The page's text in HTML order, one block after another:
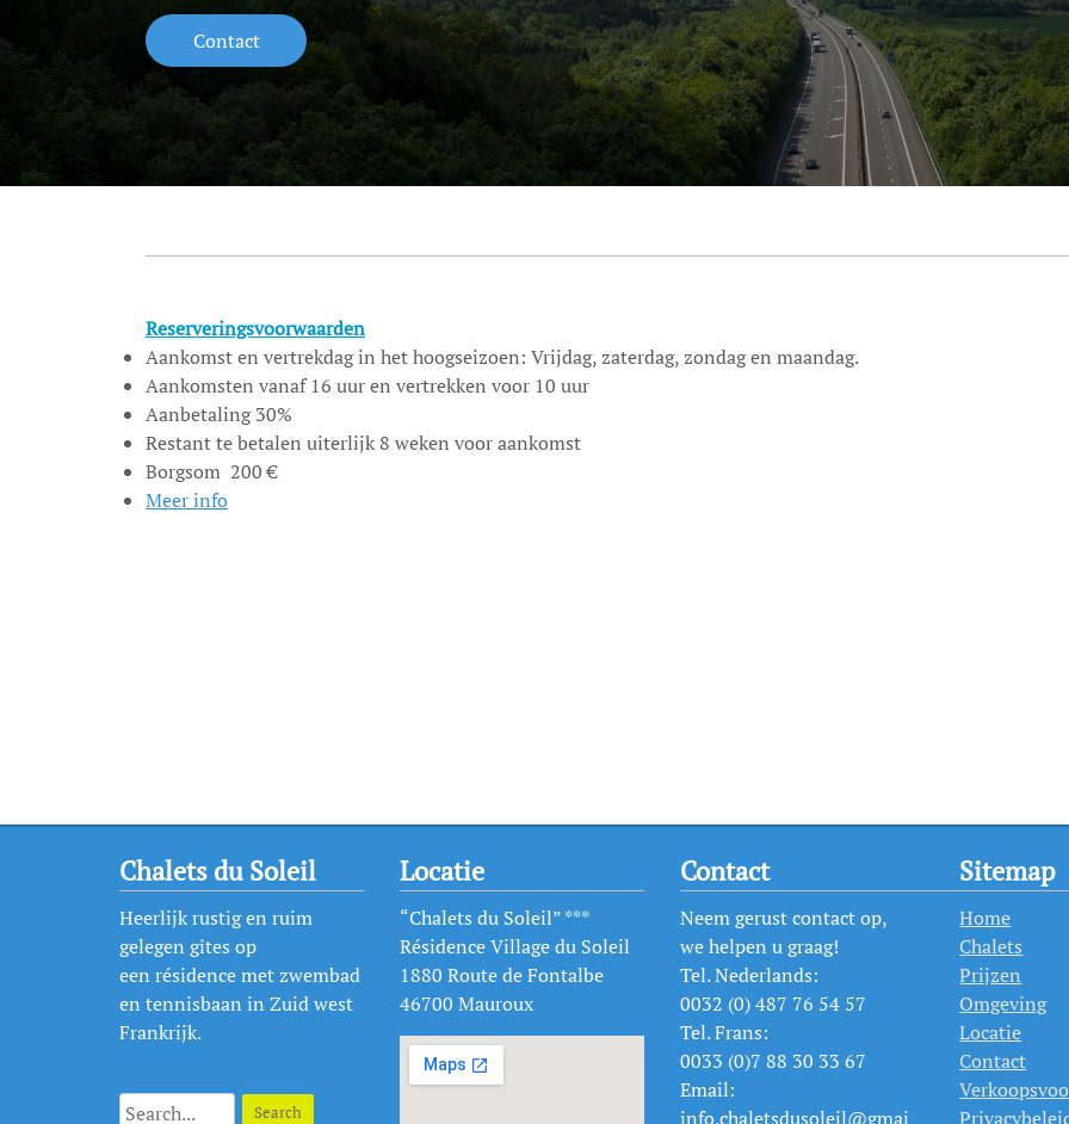
Reserveringsvoorwaarden
Aankomst en vertrekdag in het hoogseizoen: Vrijdag, zaterdag, zondag en maandag.
Aankomsten vanaf 16 uur en vertrekken voor 10 uur
Aanbetaling 30%
Restant te betalen uiterlijk 8 weken voor aankomst
Borgsom 200 €
Meer info
Chalets du Soleil
Heerlijk rustig en ruim
gelegen gîtes op
een résidence met zwembad
en tennisbaan in Zuid west
Frankrijk.
Locatie
“Chalets du Soleil” ***
Résidence Village du Soleil
1880 Route de Fontalbe
46700 Mauroux
Contact
Neem gerust contact op,
we helpen u graag!
Tel. Nederlands:
0032 (0) 487 76 54 57
Tel. Frans:
0033 (0)7 88 30 33 67
Email:
info.chaletsdusoleil@gmai
Sitemap
Home
Chalets
Prijzen
Omgeving
Locatie
Contact